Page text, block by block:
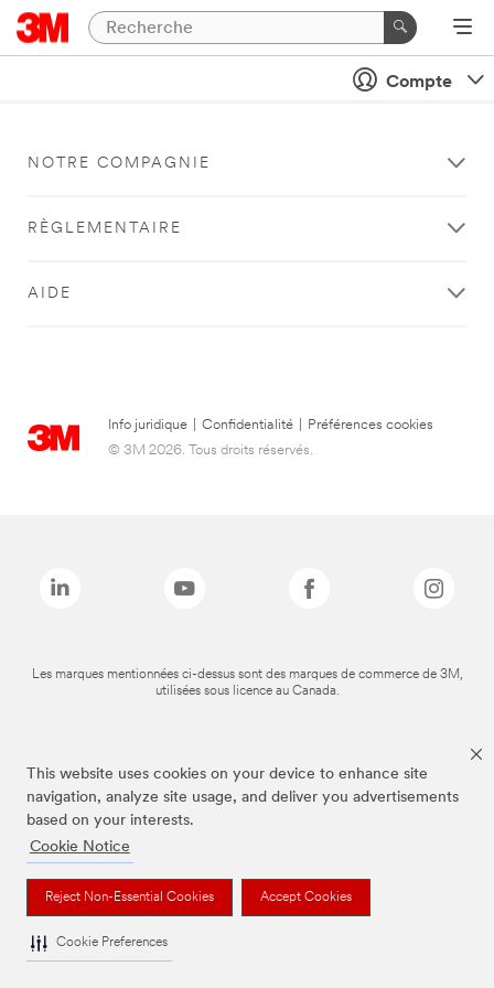
This website uses cookies on your device to enhance site
navigation, analyze site usage, and deliver you advertisements
based on your interests.
Cookie Notice
Reject Non-Essential Cookies Accept Cookies
Cookie Preferences
Compte
NOTRE COMPAGNIE
RÈGLEMENTAIRE
AIDE
Info juridique Confidentialité
Préférences cookies
© 3M 2026. Tous droits réservés.
Les marques mentionnées ci-dessus sont des marques de commerce de 3M,
utilisées sous licence au Canada.